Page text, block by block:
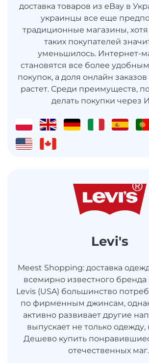
доставка товаров из eBay в
украинцы все еще
традиционные магазины, хотя
таких покупателей
уменьшилось. Интернет-
становятся все более
покупок, а доля онлайн
растет. Среди преимуществ,
делать покупки через
Levi's
Meest Shopping: доставка
всемирно известного
Levis (USA) большинство
по фирменным джинсам,
активно развивает другие
выпускает не только одежду,
Дешево купить
отечественных